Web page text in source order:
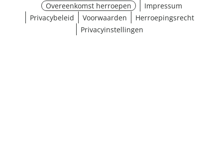
Overeenkomst herroepen
Impressum
Privacybeleid
Voorwaarden
Herroepingsrecht
Privacyinstellingen